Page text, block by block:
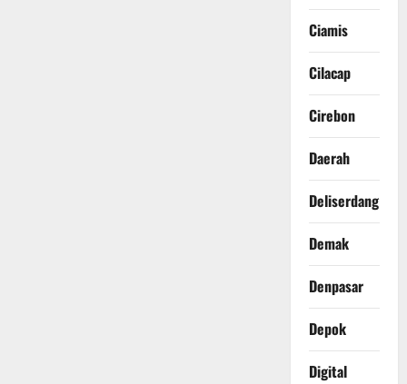
Ciamis
Cilacap
Cirebon
Daerah
Deliserdang
Demak
Denpasar
Depok
Digital